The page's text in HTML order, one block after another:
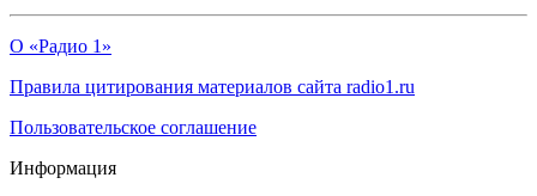
О «Радио 1»
Правила цитирования материалов сайта radio1.ru
Пользовательское соглашение
Информация